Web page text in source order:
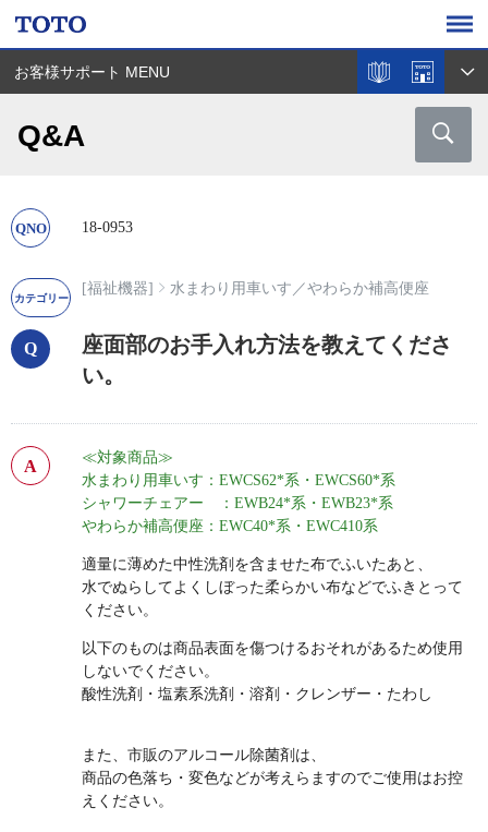
お客様サポート MENU
Q&A
18-0953
[福祉機器] 水まわり用車いす ／やわらか補高便座
座面部のお手入れ方法を教えてくださ
い。
≪対象商品≫
水まわり用車いす：EWCS62*系・EWCS60*系
シャワーチェアー ：EWB24*系・EWB23*系
やわらか補高便座：EWC40*系・EWC410系
適量に薄めた中性洗剤を含ませた布でふいたあと、
水でぬらしてよくしぼった柔らかい布などでふきとって
ください。
以下のものは商品表面を傷つけるおそれがあるため使用
しないでください。
酸性洗剤・塩素系洗剤・溶剤・クレンザー・たわし
また、市販のアルコール除菌剤は、
商品の色落ち・変色などが考えらますのでご使用はお控
えください。